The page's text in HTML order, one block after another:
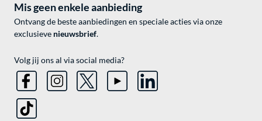
Mis geen enkele aanbieding
Ontvang de beste aanbiedingen en speciale acties via onze
exclusieve nieuwsbrief.
Volg jij ons al via social media?